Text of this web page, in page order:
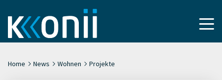
Home News Wohnen Projekte